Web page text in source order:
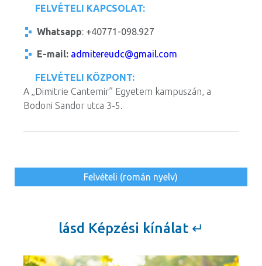
FELVÉTELI KAPCSOLAT:
Whatsapp: +40771-098.927
E-mail: admitereudc@gmail.com
FELVÉTELI KÖZPONT:
A „Dimitrie Cantemir” Egyetem kampuszán, a
Bodoni Sandor utca 3-5.
Felvételi (román nyelv)
lásd Képzési kínálat ↵